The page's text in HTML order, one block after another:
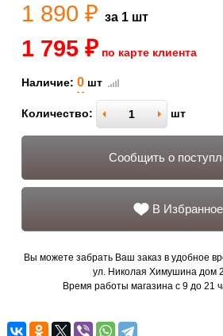
1 890 ₽ за 1 шт
1 795 ₽ по карте клиента
Наличие: 0 шт
Количество: шт
Сообщить о
В Избранное
Вы можете забрать Ваш заказ в удобное
ул. Николая Химушина дом
Время работы магазина с 9 до 21